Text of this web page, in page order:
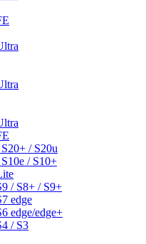
/ S20u
/ S10+
/ S8+ / S9+
edge
edge/edge+
/ S3